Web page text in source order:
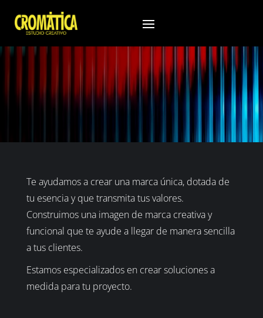
Te ayudamos a crear una marca única, dotada de
tu esencia y que transmita tus valores.
Construimos una imagen de marca creativa y
funcional que te ayude a llegar de manera sencilla
a tus clientes.
Estamos especializados en crear soluciones a
medida para tu proyecto.